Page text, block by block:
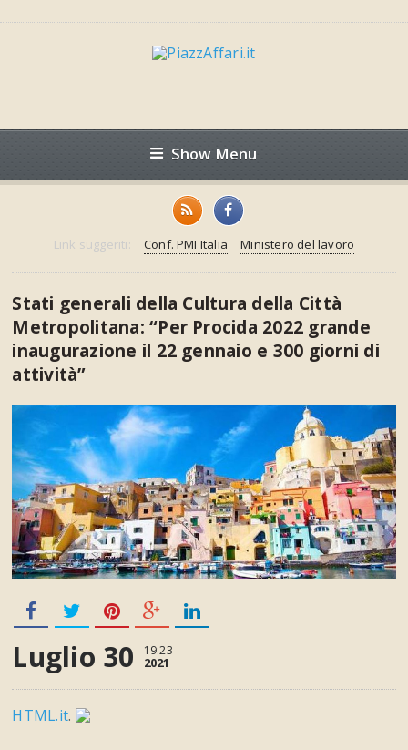
Show Menu
Link suggeriti: Conf. PMI Italia Ministero del lavoro
Stati generali della Cultura della Città
Metropolitana: “Per Procida 2022 grande
inaugurazione il 22 gennaio e 300 giorni di
attività”
Luglio 30 19:23
2021
HTML.it.